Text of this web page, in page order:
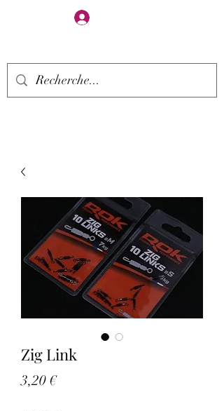
Zig Link
3,20 €Prix